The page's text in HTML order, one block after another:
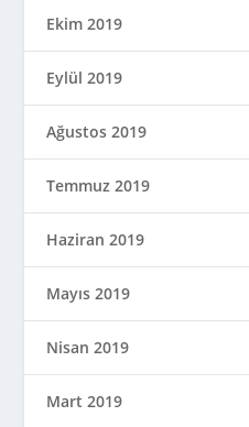
Ekim 2019
Eylül 2019
Ağustos 2019
Temmuz 2019
Haziran 2019
Mayıs 2019
Nisan 2019
Mart 2019